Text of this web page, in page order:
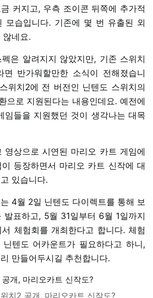
커지고, 우측 조이콘 뒤쪽에 추가적
모습입니다. 기존에 몇 번 유출된 외
않네요.
은 알려지지 않았지만, 기존 스위치
면 반가워할만한 소식이 전해졌습니
위치2에 전 버전인 닌텐도 스위치의
으로 지원된다는 내용인데요. 예전에
임들을 지원했던 것이 생각나는 대목
영상으로 시연된 마리오 카트 게임에
등장하면서 마리오 카트 신작에 대
있습니다.
4월 2일 닌텐도 다이렉트를 통해 보
발표하고, 5월 31일부터 6월 1일까지
체험회를 개최한다고 합니다. 체험
텐도 어카운트가 필요하다고 하니,
만들어두시길 추천합니다.
치2 공개, 마리오카트 신작도?